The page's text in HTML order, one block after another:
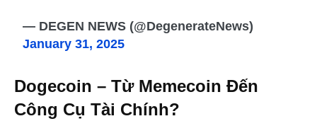
— DEGEN NEWS (@DegenerateNews)
January 31, 2025
Dogecoin – Từ Memecoin Đến
Công Cụ Tài Chính?